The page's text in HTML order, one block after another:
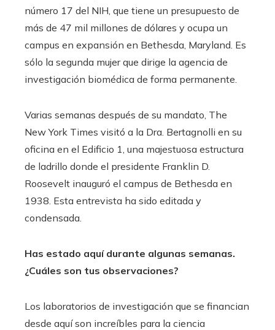
número 17 del NIH, que tiene un presupuesto de
más de 47 mil millones de dólares y ocupa un
campus en expansión en Bethesda, Maryland. Es
sólo la segunda mujer que dirige la agencia de
investigación biomédica de forma permanente.
Varias semanas después de su mandato, The
New York Times visitó a la Dra. Bertagnolli en su
oficina en el Edificio 1, una majestuosa estructura
de ladrillo donde el presidente Franklin D.
Roosevelt inauguró el campus de Bethesda en
1938. Esta entrevista ha sido editada y
condensada.
Has estado aquí durante algunas semanas.
¿Cuáles son tus observaciones?
Los laboratorios de investigación que se financian
desde aquí son increíbles para la ciencia